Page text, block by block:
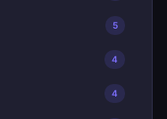
5
4
4